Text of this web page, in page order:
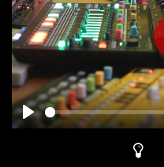
PLAY